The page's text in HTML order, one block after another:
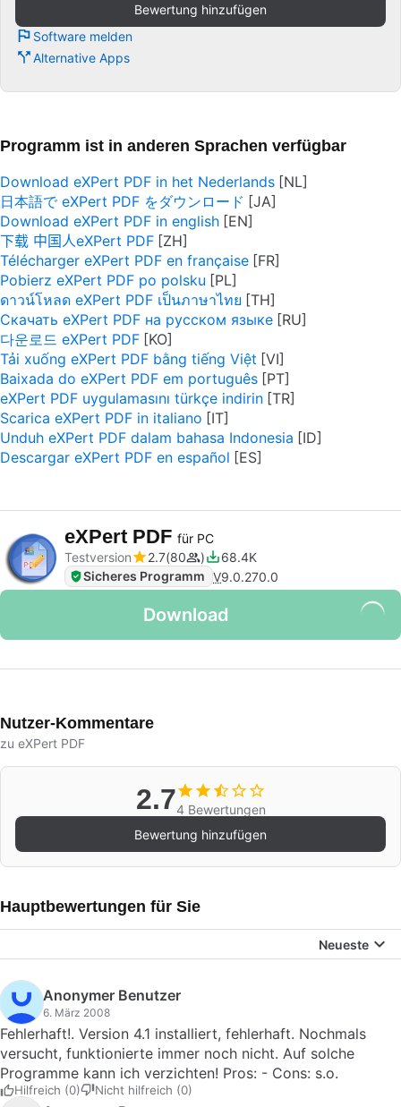
Bewertung hinzufügen
Software melden
Alternative Apps
Programm ist in anderen Sprachen verfügbar
Download eXPert PDF in het Nederlands
日本語で eXPert PDF をダウンロード
Download eXPert PDF in english
下载 中国人eXPert PDF
Télécharger eXPert PDF en française
Pobierz eXPert PDF po polsku
ดาวน์โหลด eXPert PDF เป็นภาษาไทย
Скачать eXPert PDF на русском языке
다운로드 eXPert PDF
Tải xuống eXPert PDF bằng tiếng Việt
Baixada do eXPert PDF em português
eXPert PDF uygulamasını türkçe indirin
Scarica eXPert PDF in italiano
Unduh eXPert PDF dalam bahasa Indonesia
Descargar eXPert PDF en español
eXPert PDF für PC
Testversion
2.7 80
68.4K
Sicheres Programm V9.0.270.0
Download
Nutzer-Kommentare
zu eXPert PDF
2.74 Bewertungen
Bewertung hinzufügen
Hauptbewertungen für Sie
Neueste
Anonymer Benutzer
6. März 2008
Fehlerhaft!. Version 4.1 installiert, fehlerhaft. Nochmals
versucht, funktionierte immer noch nicht. Auf solche
Programme kann ich verzichten! Pros: - Cons: s.o.
Hilfreich (0) Nicht hilfreich (0)